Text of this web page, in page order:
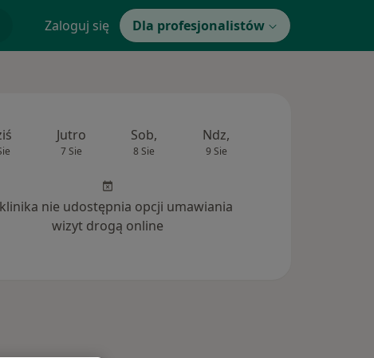
Zaloguj się Dla profesjonalistów
Jutro
7 Sie
Sob,
8 Sie
Ndz,
9 Sie
nie udostępnia opcji umawiania
wizyt drogą online